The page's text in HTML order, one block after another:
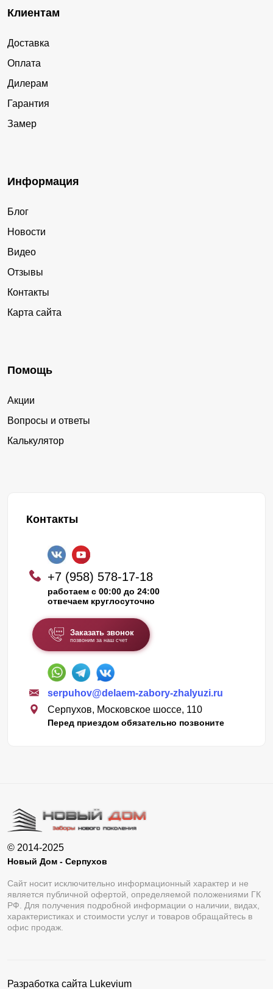
Клиентам
Доставка
Оплата
Дилерам
Гарантия
Замер
Информация
Блог
Новости
Видео
Отзывы
Контакты
Карта сайта
Помощь
Акции
Вопросы и ответы
Калькулятор
Контакты
+7 (958) 578-17-18
работаем с 00:00 до 24:00
отвечаем круглосуточно
Заказать звонок
позвоним за наш счет
serpuhov@delaem-zabory-zhalyuzi.ru
Серпухов, Московское шоссе, 110
Перед приездом обязательно позвоните
© 2014-2025
Новый Дом - Серпухов
Сайт носит исключительно информационный характер и не
является публичной офертой, определяемой положениями ГК
РФ. Для получения подробной информации о наличии, видах,
характеристиках и стоимости услуг и товаров обращайтесь в
офис продаж.
Разработка сайта Lukevium